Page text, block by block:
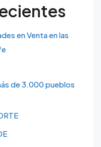
en Venta en las
de 3.000 pueblos